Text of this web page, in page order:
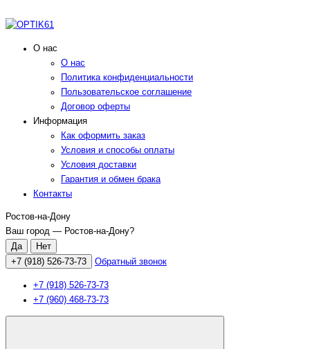
О нас
О нас
Политика конфиденциальности
Пользовательское соглашение
Договор оферты
Информация
Как оформить заказ
Условия и способы оплаты
Условия доставки
Гарантия и обмен брака
Контакты
Ростов-на-Дону
Ваш город — Ростов-на-Дону?
+7 (918) 526-73-73 Обратный звонок
+7 (918) 526-73-73
+7 (960) 468-73-73